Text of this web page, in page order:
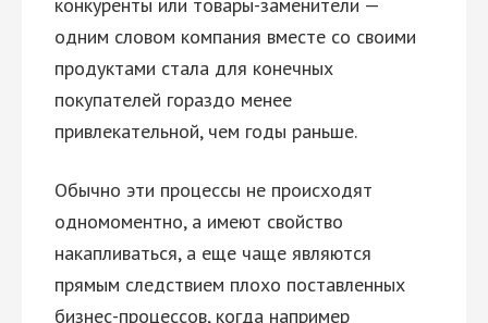
одним словом компания вместе со своими
продуктами стала для конечных
покупателей гораздо менее
привлекательной, чем годы раньше.
Обычно эти процессы не происходят
одномоментно, а имеют свойство
накапливаться, а еще чаще являются
прямым следствием плохо поставленных
бизнес-процессов, когда например